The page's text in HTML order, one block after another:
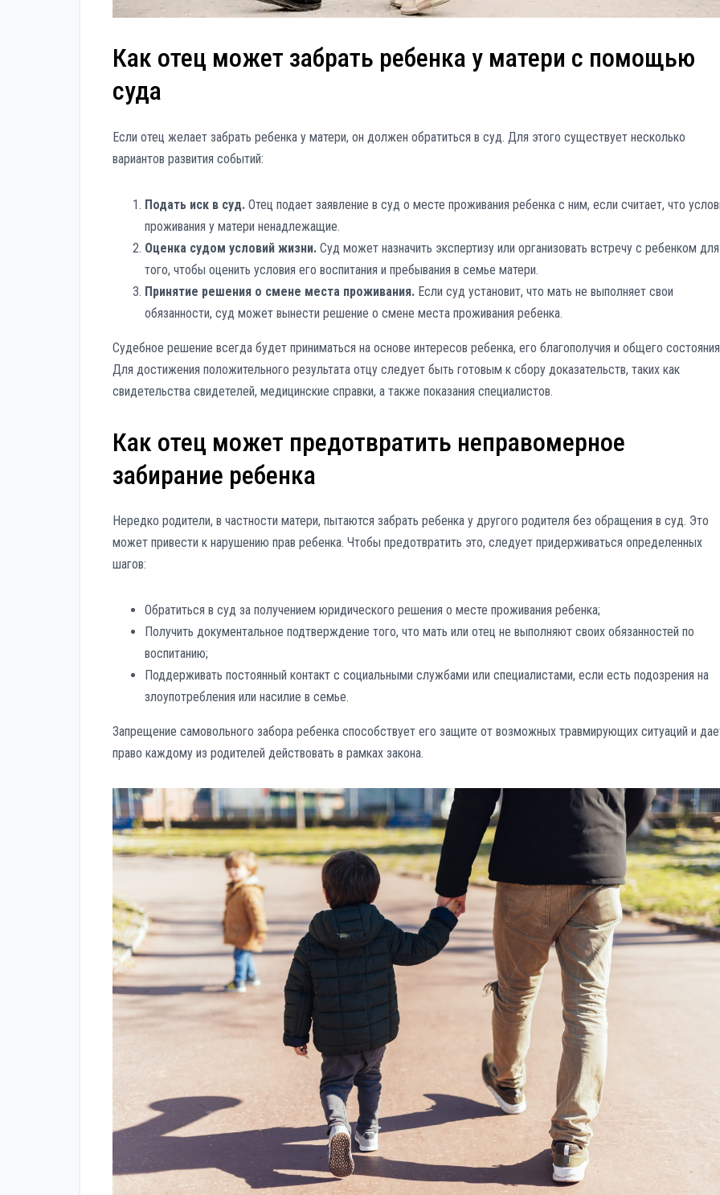
Как отец может забрать ребенка у матери с помощью
суда
Если отец желает забрать ребенка у матери, он должен обратиться в суд. Для этого существует несколько
вариантов развития событий:
Подать иск в суд. Отец подает заявление в суд о месте проживания ребенка с ним, если считает, что
проживания у матери ненадлежащие.
Оценка судом условий жизни. Суд может назначить экспертизу или организовать встречу с ребенком для
того, чтобы оценить условия его воспитания и пребывания в семье матери.
Принятие решения о смене места проживания. Если суд установит, что мать не выполняет свои
обязанности, суд может вынести решение о смене места проживания ребенка.
Судебное решение всегда будет приниматься на основе интересов ребенка, его благополучия и общего
Для достижения положительного результата отцу следует быть готовым к сбору доказательств, таких как
свидетельства свидетелей, медицинские справки, а также показания специалистов.
Как отец может предотвратить неправомерное
забирание ребенка
Нередко родители, в частности матери, пытаются забрать ребенка у другого родителя без обращения в суд. Это
может привести к нарушению прав ребенка. Чтобы предотвратить это, следует придерживаться определенных
шагов:
Обратиться в суд за получением юридического решения о месте проживания ребенка;
Получить документальное подтверждение того, что мать или отец не выполняют своих обязанностей по
воспитанию;
Поддерживать постоянный контакт с социальными службами или специалистами, если есть подозрения на
злоупотребления или насилие в семье.
Запрещение самовольного забора ребенка способствует его защите от возможных травмирующих ситуаций и
право каждому из родителей действовать в рамках закона.